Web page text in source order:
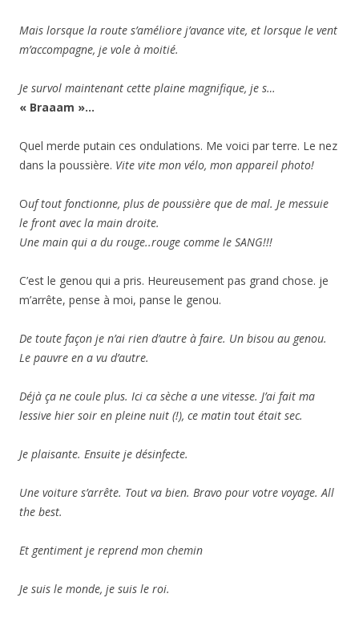
Mais lorsque la route s’améliore j’avance vite, et lorsque le vent
m’accompagne, je vole à moitié.
Je survol maintenant cette plaine magnifique, je s…
« Braaam »…
Quel merde putain ces ondulations. Me voici par terre. Le nez
dans la poussière. Vite vite mon vélo, mon appareil photo!
Ouf tout fonctionne, plus de poussière que de mal. Je messuie
le front avec la main droite.
Une main qui a du rouge..rouge comme le SANG!!!
C’est le genou qui a pris. Heureusement pas grand chose. je
m’arrête, pense à moi, panse le genou.
De toute façon je n’ai rien d’autre à faire. Un bisou au genou.
Le pauvre en a vu d’autre.
Déjà ça ne coule plus. Ici ca sèche a une vitesse. J’ai fait ma
lessive hier soir en pleine nuit (!), ce matin tout était sec.
Je plaisante. Ensuite je désinfecte.
Une voiture s’arrête. Tout va bien. Bravo pour votre voyage. All
the best.
Et gentiment je reprend mon chemin
Je suis le monde, je suis le roi.